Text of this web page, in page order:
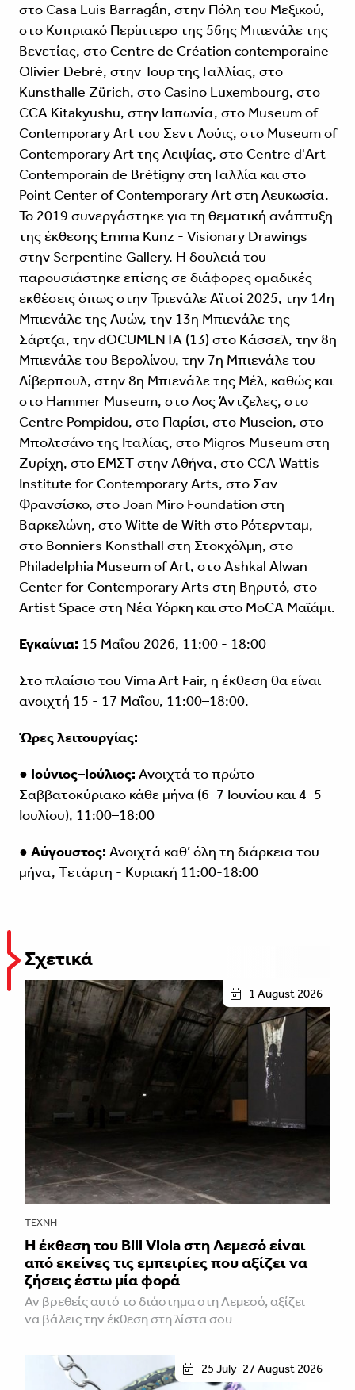
στο Casa Luis Barragán, στην Πόλη του Μεξικού,
στο Κυπριακό Περίπτερο της 56ης Μπιενάλε της
Βενετίας, στο Centre de Création contemporaine
Olivier Debré, στην Τουρ της Γαλλίας, στο
Kunsthalle Zürich, στο Casino Luxembourg, στο
CCA Kitakyushu, στην Ιαπωνία, στο Museum of
Contemporary Art του Σεντ Λούις, στο Museum of
Contemporary Art της Λειψίας, στο Centre d'Art
Contemporain de Brétigny στη Γαλλία και στο
Point Center of Contemporary Art στη Λευκωσία.
Το 2019 συνεργάστηκε για τη θεματική ανάπτυξη
της έκθεσης Emma Kunz - Visionary Drawings
στην Serpentine Gallery. Η δουλειά του
παρουσιάστηκε επίσης σε διάφορες ομαδικές
εκθέσεις όπως στην Τριενάλε Αϊτσί 2025, την 14η
Μπιενάλε της Λυών, την 13η Μπιενάλε της
Σάρτζα, την dOCUMENTA (13) στο Κάσσελ, την 8η
Μπιενάλε του Βερολίνου, την 7η Μπιενάλε του
Λίβερπουλ, στην 8η Μπιενάλε της Μέλ, καθώς και
στο Hammer Museum, στο Λος Άντζελες, στο
Centre Pompidou, στο Παρίσι, στο Museion, στο
Μπολτσάνο της Ιταλίας, στο Migros Museum στη
Ζυρίχη, στο ΕΜΣΤ στην Αθήνα, στο CCA Wattis
Institute for Contemporary Arts, στο Σαν
Φρανσίσκο, στο Joan Miro Foundation στη
Βαρκελώνη, στο Witte de With στο Ρότερνταμ,
στο Bonniers Konsthall στη Στοκχόλμη, στο
Philadelphia Museum of Art, στο Ashkal Alwan
Center for Contemporary Arts στη Βηρυτό, στο
Artist Space στη Νέα Υόρκη και στο MoCA Μαϊάμι.
Εγκαίνια: 15 Μαΐου 2026, 11:00 - 18:00
Στο πλαίσιο του Vima Art Fair, η έκθεση θα είναι
ανοιχτή 15 - 17 Μαΐου, 11:00–18:00.
Ώρες λειτουργίας:
● Ιούνιος–Ιούλιος: Ανοιχτά το πρώτο
Σαββατοκύριακο κάθε μήνα (6–7 Ιουνίου και 4–5
Ιουλίου), 11:00–18:00
● Αύγουστος: Ανοιχτά καθ’ όλη τη διάρκεια του
μήνα, Tετάρτη - Κυριακή 11:00-18:00
Σχετικά
1 August 2026
ΤΈΧΝΗ
Η έκθεση του Bill Viola στη Λεμεσό είναι
από εκείνες τις εμπειρίες που αξίζει να
ζήσεις έστω μία φορά
Αν βρεθείς αυτό το διάστημα στη Λεμεσό, αξίζει
να βάλεις την έκθεση στη λίστα σου
25 July-27 August 2026